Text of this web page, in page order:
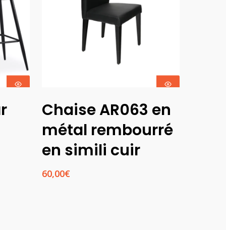
Panier
Chaise AR063 en
métal rembourré
en simili cuir
60,00€